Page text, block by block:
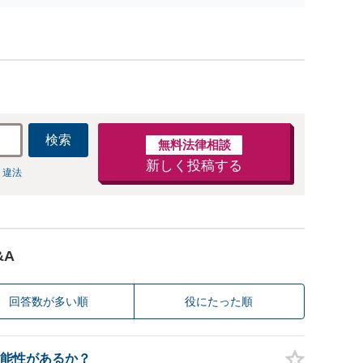
検索
違法
無料法律相談
新しく投稿する
回答数が多い順 役にたった順
性があるか？